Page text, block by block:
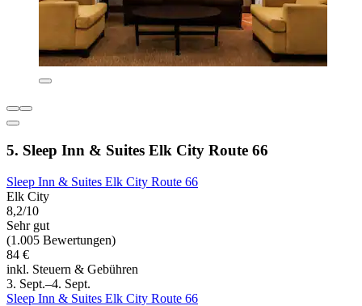
5. Sleep Inn & Suites Elk City Route 66
Sleep Inn & Suites Elk City Route 66
Elk City
8,2/10
Sehr gut
(1.005 Bewertungen)
84 €
inkl. Steuern & Gebühren
3. Sept.–4. Sept.
Sleep Inn & Suites Elk City Route 66